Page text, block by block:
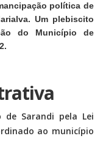
política de
Um plebiscito
do Município de
Sarandi pela Lei
ao município